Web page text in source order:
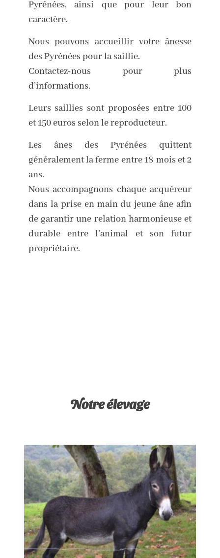
Pyrénées, ainsi que pour leur bon
caractère.
Nous pouvons accueillir votre ânesse
des Pyrénées pour la saillie.
Contactez-nous pour plus
d’informations.
Leurs saillies sont proposées entre 100
et 150 euros selon le reproducteur.
Les ânes des Pyrénées quittent
généralement la ferme entre 18 mois et 2
ans.
Nous accompagnons chaque acquéreur
dans la prise en main du jeune âne afin
de garantir une relation harmonieuse et
durable entre l’animal et son futur
propriétaire.
Notre élevage